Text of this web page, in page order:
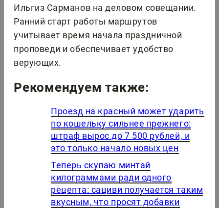
Ильгиз Сарманов на деловом совещании.
Ранний старт работы маршрутов
учитывает время начала праздничной
проповеди и обеспечивает удобство
верующих.
Рекомендуем также:
Проезд на красный может ударить
по кошельку сильнее прежнего:
штраф вырос до 7 500 рублей, и
это только начало новых цен
Теперь скупаю минтай
килограммами ради одного
рецепта: сациви получается таким
вкусным, что просят добавки